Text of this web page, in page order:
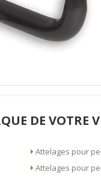
DE VOTRE